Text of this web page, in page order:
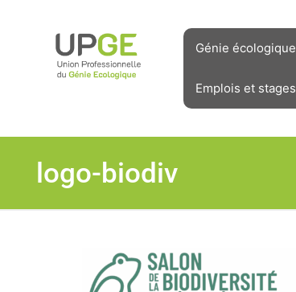
Génie écologique
Emplois et stages
logo-biodiv